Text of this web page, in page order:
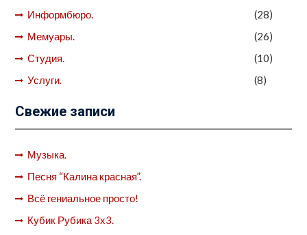
Информбюро.
(28)
Мемуары.
(26)
Студия.
(10)
Услуги.
(8)
Свежие записи
Музыка.
Песня “Калина красная”.
Всё гениальное просто!
Кубик Рубика 3х3.